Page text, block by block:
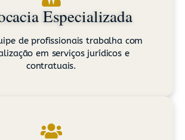
Especializada
de profissionais trabalha com
em serviços jurídicos e
contratuais.